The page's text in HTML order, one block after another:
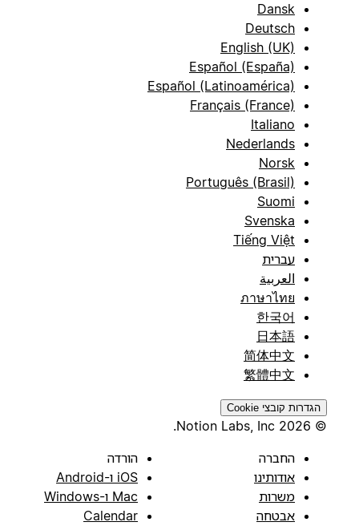
Dansk
Deutsch
English (UK)
Español (España)
Español (Latinoamérica)
Français (France)
Italiano
Nederlands
Norsk
Português (Brasil)
Suomi
Svenska
Tiếng Việt
עברית
العربية
ภาษาไทย
한국어
日本語
简体中文
繁體中文
הגדרות קובצי Cookie
החברה
אודותינו
משרות
אבטחה
הורדה
iOS ו-Android
Mac ו-Windows
Calendar